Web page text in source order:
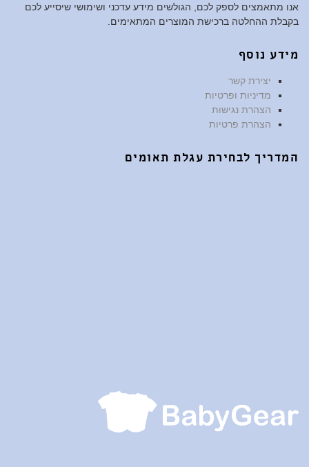
אנו מתאמצים לספק לכם, הגולשים מידע עדכני ושימושי שיסייע לכם
בקבלת ההחלטה ברכישת המוצרים המתאימים.
מידע נוסף
יצירת קשר
מדיניות ופרטיות
הצהרת נגישות
הצהרת פרטיות
המדריך לבחירת עגלת תאומים